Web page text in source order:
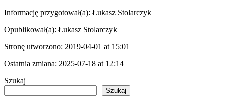
Informację przygotował(a): Łukasz Stolarczyk
Opublikował(a): Łukasz Stolarczyk
Stronę utworzono: 2019-04-01 at 15:01
Ostatnia zmiana: 2025-07-18 at 12:14
Szukaj
Szukaj